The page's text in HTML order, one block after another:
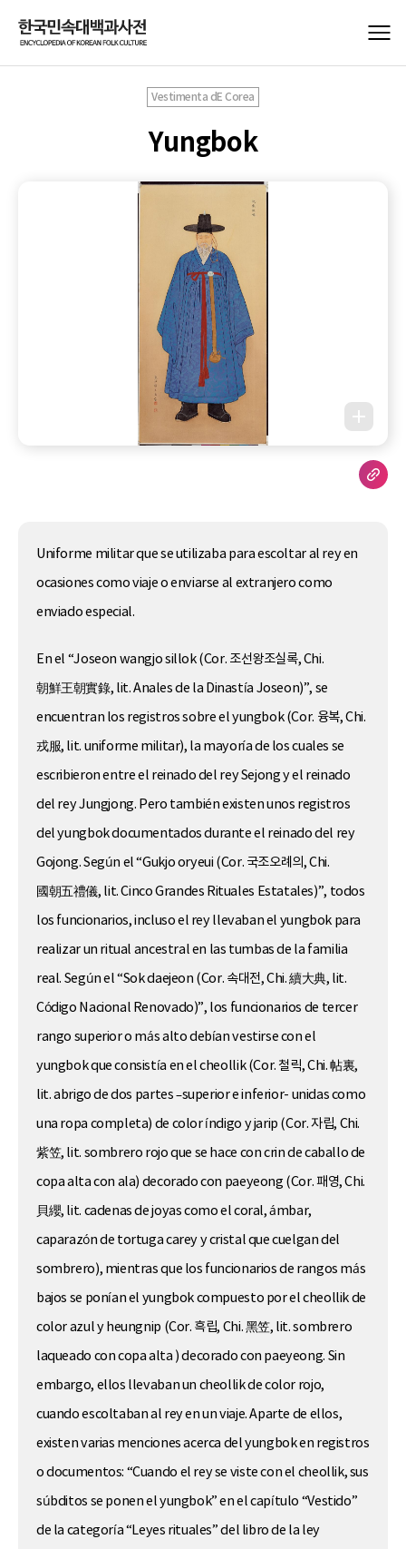
Vestimenta dE Corea
Yungbok
Uniforme militar que se utilizaba para escoltar al rey en
ocasiones como viaje o enviarse al extranjero como
enviado especial.
En el “Joseon wangjo sillok (Cor. 조선왕조실록, Chi.
朝鮮王朝實錄, lit. Anales de la Dinastía Joseon)”, se
encuentran los registros sobre el yungbok (Cor. 융복, Chi.
戎服, lit. uniforme militar), la mayoría de los cuales se
escribieron entre el reinado del rey Sejong y el reinado
del rey Jungjong. Pero también existen unos registros
del yungbok documentados durante el reinado del rey
Gojong. Según el “Gukjo oryeui (Cor. 국조오례의, Chi.
國朝五禮儀, lit. Cinco Grandes Rituales Estatales)”, todos
los funcionarios, incluso el rey llevaban el yungbok para
realizar un ritual ancestral en las tumbas de la familia
real. Según el “Sok daejeon (Cor. 속대전, Chi. 續大典, lit.
Código Nacional Renovado)”, los funcionarios de tercer
rango superior o más alto debían vestirse con el
yungbok que consistía en el cheollik (Cor. 철릭, Chi. 帖裏,
lit. abrigo de dos partes –superior e inferior- unidas como
una ropa completa) de color índigo y jarip (Cor. 자립, Chi.
紫笠, lit. sombrero rojo que se hace con crin de caballo de
copa alta con ala) decorado con paeyeong (Cor. 패영, Chi.
貝纓, lit. cadenas de joyas como el coral, ámbar,
caparazón de tortuga carey y cristal que cuelgan del
sombrero), mientras que los funcionarios de rangos más
bajos se ponían el yungbok compuesto por el cheollik de
color azul y heungnip (Cor. 흑립, Chi. 黑笠, lit. sombrero
laqueado con copa alta ) decorado con paeyeong. Sin
embargo, ellos llevaban un cheollik de color rojo,
cuando escoltaban al rey en un viaje. Aparte de ellos,
existen varias menciones acerca del yungbok en registros
o documentos: “Cuando el rey se viste con el cheollik, sus
súbditos se ponen el yungbok” en el capítulo “Vestido”
de la categoría “Leyes rituales” del libro de la ley